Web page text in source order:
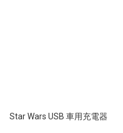
Star Wars USB 車用充電器